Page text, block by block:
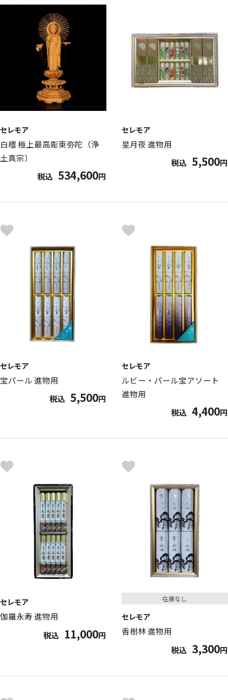
セレモア
白檀 極上最高彫東弥陀（浄
土真宗）
税込 534,600円
セレモア
星月夜 進物用
税込 5,500円
セレモア
宝パール 進物用
税込 5,500円
セレモア
ルビー・パール宝アソート
進物用
税込 4,400円
セレモア
伽羅永寿 進物用
税込 11,000円
在庫なし
セレモア
香樹林 進物用
税込 3,300円